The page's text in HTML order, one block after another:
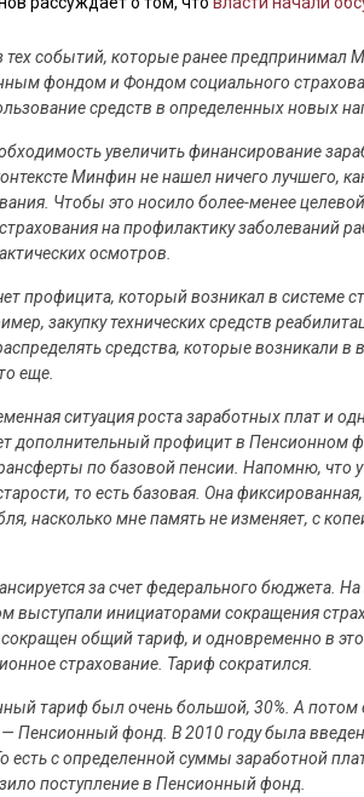
тех событий, которые ранее
фондом и Фондом социального
средств в определенных новых
увеличить финансирование
Минфин не нашел ничего лучшего,
Чтобы это носило более-менее
на профилактику заболеваний
осмотров.
профицита, который возникал в системе
закупку технических средств
средства, которые возникали
еще.
ситуация роста заработных плат и
дополнительный профицит в Пенсионном
по базовой пенсии. Напомню, что у
то есть базовая. Она
насколько мне память не изменяет, с
за счет федерального бюджета.
выступали инициаторами сокращения
общий тариф, и одновременно в
страхование. Тариф сократился.
тариф был очень большой, 30%. А потом
— Пенсионный фонд. В 2010 году была
есть с определенной суммы заработной
поступление в Пенсионный фонд.